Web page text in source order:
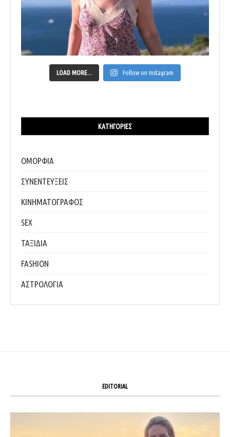
LOAD MORE... Follow on Instagram
ΚΑΤΗΓΟΡΊΕΣ
ΟΜΟΡΦΙΑ
ΣΥΝΕΝΤΕΥΞΕΙΣ
ΚΙΝΗΜΑΤΟΓΡΑΦΟΣ
SEX
ΤΑΞΙΔΙΑ
FASHION
ΑΣΤΡΟΛΟΓΙΑ
EDITORIAL